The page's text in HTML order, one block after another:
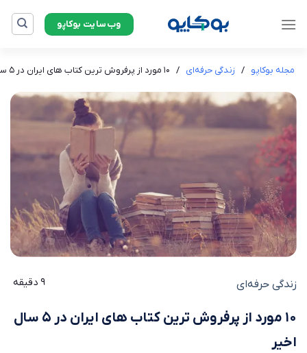
وب‌سایت بوکاپو
مجله بوکاپو / زندگی حرفه‌ای / ۱۰ مورد از پرفروش ترین کتاب های ایران در ۵ سال اخیر
زندگی حرفه‌ای 9 دقیقه
۱۰ مورد از پرفروش ترین کتاب های ایران در ۵ سال
اخیر